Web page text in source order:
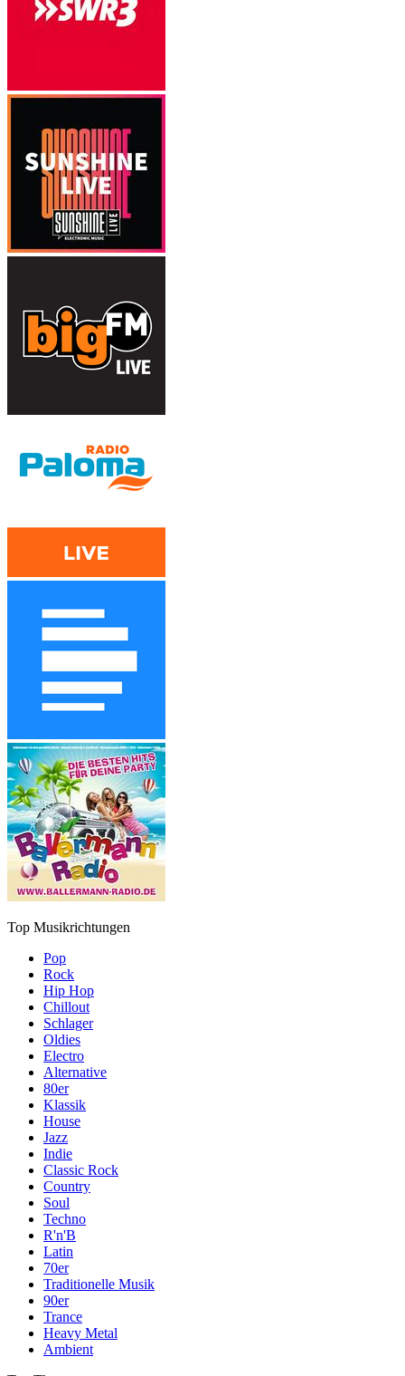
Top Musikrichtungen
Pop
Rock
Hip Hop
Chillout
Schlager
Oldies
Electro
Alternative
80er
Klassik
House
Jazz
Indie
Classic Rock
Country
Soul
Techno
R'n'B
Latin
70er
Traditionelle Musik
90er
Trance
Heavy Metal
Ambient